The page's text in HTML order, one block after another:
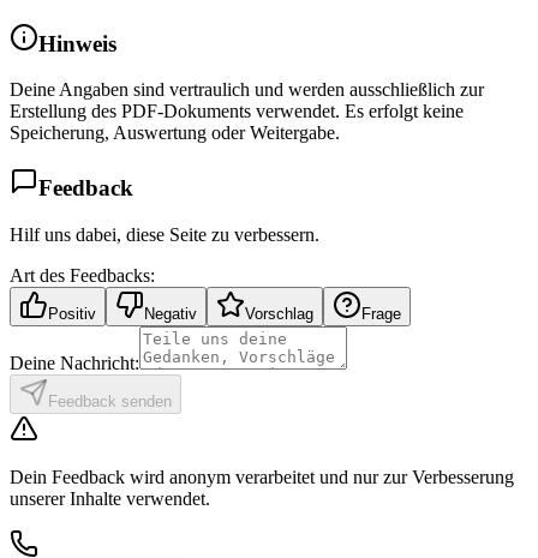
Hinweis
Deine Angaben sind vertraulich und werden ausschließlich zur
Erstellung des PDF-Dokuments verwendet. Es erfolgt keine
Speicherung, Auswertung oder Weitergabe.
Feedback
Hilf uns dabei, diese Seite zu verbessern.
Art des Feedbacks:
Positiv Negativ Vorschlag Frage
Deine Nachricht:
Feedback senden
Dein Feedback wird anonym verarbeitet und nur zur Verbesserung
unserer Inhalte verwendet.